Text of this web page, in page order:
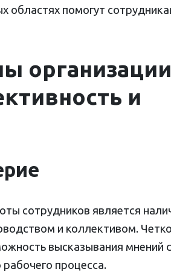
помогут
и
сотрудников является
и коллективом.
высказывания
процесса.